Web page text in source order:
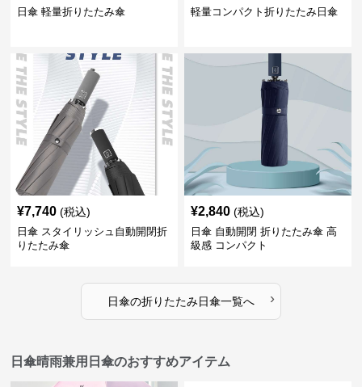
日傘 軽量折りたたみ傘 軽量コンパクト折りたたみ日傘
¥7,740 (税込)
日傘 スタイリッシュ自動開閉折
りたたみ傘
¥2,840 (税込)
日傘 自動開閉 折りたたみ傘 高
級感 コンパクト
日傘の折りたたみ日傘一覧へ ›
日傘晴雨兼用日傘のおすすめアイテム